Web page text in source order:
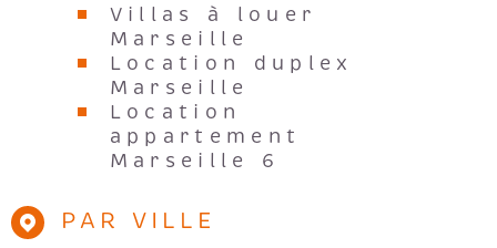
Villas à louer
Marseille
Location duplex
Marseille
Location
appartement
Marseille 6
PAR VILLE